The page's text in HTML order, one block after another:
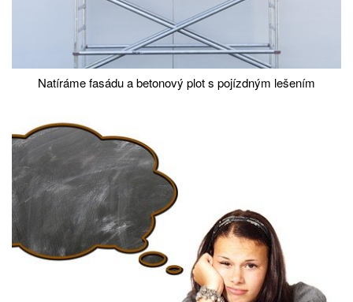
Natíráme fasádu a betonový plot s pojízdným lešením